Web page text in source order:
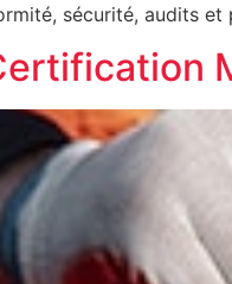
sécurité, audits